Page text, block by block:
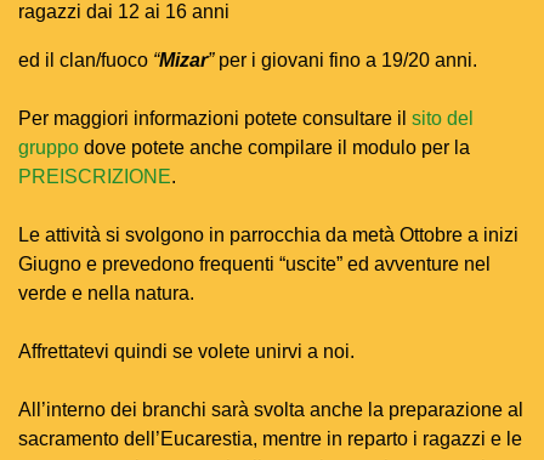
ragazzi dai 12 ai 16 anni
ed il clan/fuoco “Mizar”per i giovani fino a 19/20 anni.
Per maggiori informazioni potete consultare il sito del
gruppo dove potete anche compilare il modulo per la
PREISCRIZIONE.
Le attività si svolgono in parrocchia da metà Ottobre a inizi
Giugno e prevedono frequenti “uscite” ed avventure nel
verde e nella natura.
Affrettatevi quindi se volete unirvi a noi.
All’interno dei branchi sarà svolta anche la preparazione al
sacramento dell’Eucarestia, mentre in reparto i ragazzi e le